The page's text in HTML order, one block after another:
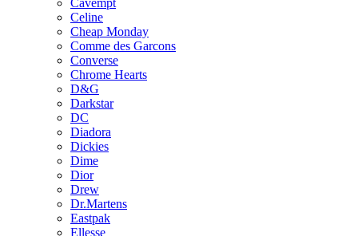
Cavempt
Celine
Cheap Monday
Comme des Garcons
Converse
Chrome Hearts
D&G
Darkstar
DC
Diadora
Dickies
Dime
Dior
Drew
Dr.Martens
Eastpak
Ellesse